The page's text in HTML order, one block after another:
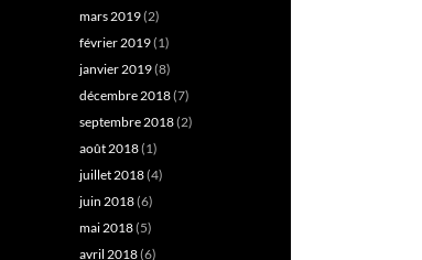
mars 2019(2)
février 2019(1)
janvier 2019(8)
décembre 2018(7)
septembre 2018(2)
août 2018(1)
juillet 2018(4)
juin 2018(6)
mai 2018(5)
avril 2018(6)